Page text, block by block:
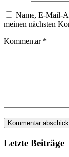
Name, E-Mail-
meinen nächsten
Kommentar *
Letzte Beiträge